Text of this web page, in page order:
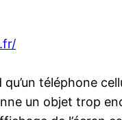
téléphone
un objet trop